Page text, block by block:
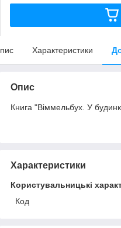
Характеристики
Опис
Книга "Віммельбух. У
Характеристики
Користувальницькі
Код